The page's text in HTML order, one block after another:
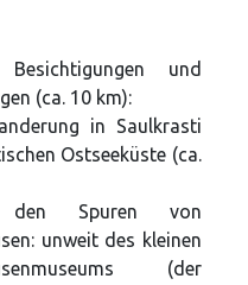
Besichtigungen und
(ca. 10 km):
in Saulkrasti
Ostseeküste (ca.
Spuren von
unweit des kleinen
(der